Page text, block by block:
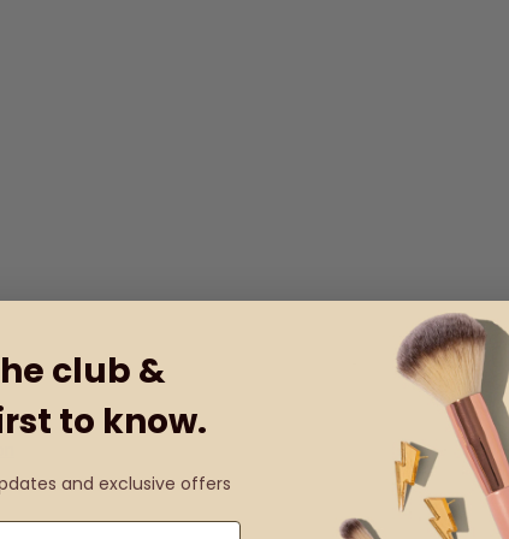
club &
to know.
and exclusive offers